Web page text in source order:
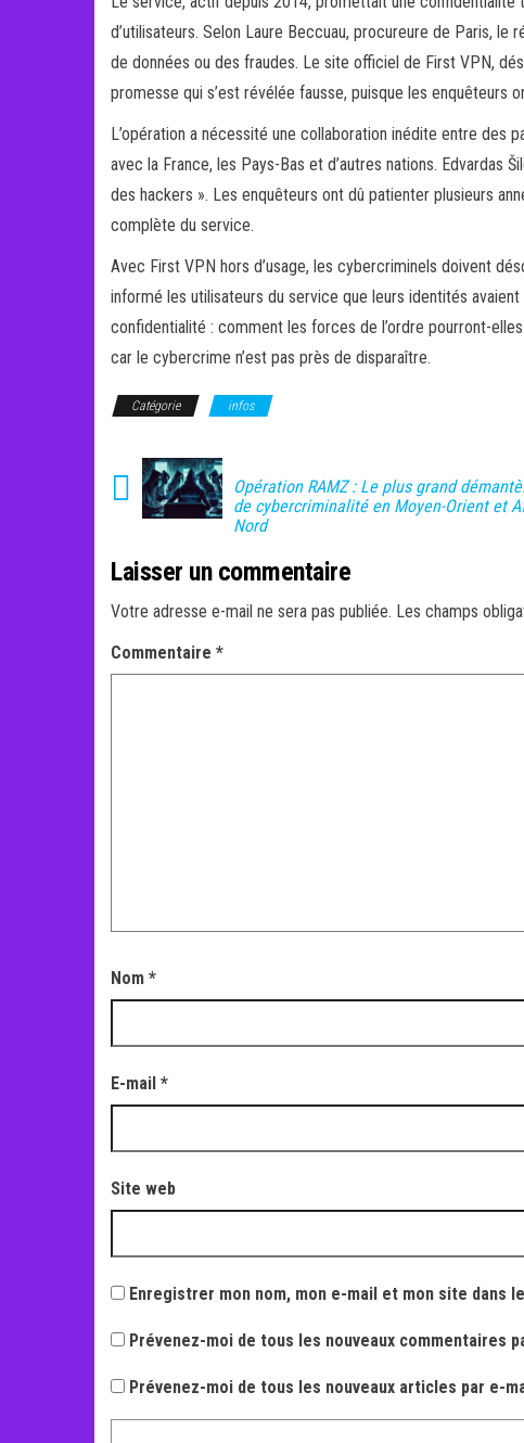
d’utilisateurs. Selon Laure Beccuau, procureure de Paris,
de données ou des fraudes. Le site officiel de First VPN,
promesse qui s’est révélée fausse, puisque les
L’opération a nécessité une collaboration inédite entre des
avec la France, les Pays-Bas et d’autres nations. Edvardas
des hackers ». Les enquêteurs ont dû patienter plusieurs
complète du service.
Avec First VPN hors d’usage, les cybercriminels doivent
informé les utilisateurs du service que leurs identités
confidentialité : comment les forces de l’ordre pourront-
car le cybercrime n’est pas près de disparaître.
Catégorie infos
Opération RAMZ : Le plus grand
de cybercriminalité en Moyen-Orient et
Nord
Laisser un commentaire
Votre adresse e-mail ne sera pas publiée. Les champs
Commentaire *
Nom *
E-mail *
Site web
Enregistrer mon nom, mon e-mail et mon site dans
Prévenez-moi de tous les nouveaux commentaires
Prévenez-moi de tous les nouveaux articles par e-